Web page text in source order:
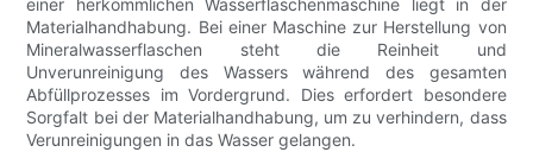
einer herkömmlichen Wasserflaschenmaschine liegt in der
Materialhandhabung. Bei einer Maschine zur Herstellung von
Mineralwasserflaschen steht die Reinheit und
Unverunreinigung des Wassers während des gesamten
Abfüllprozesses im Vordergrund. Dies erfordert besondere
Sorgfalt bei der Materialhandhabung, um zu verhindern, dass
Verunreinigungen in das Wasser gelangen.